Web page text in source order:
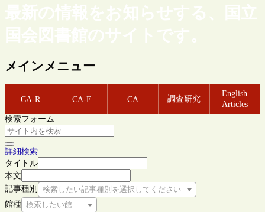
最新の情報をお知らせする、国立
国会図書館のサイトです。
メインメニュー
CA-R CA-E CA 調査研究
English
Articles
検索フォーム
詳細検索
タイトル
本文
記事種別
検索したい記事種別を選択してください
館種 検索したい館種を選択してください